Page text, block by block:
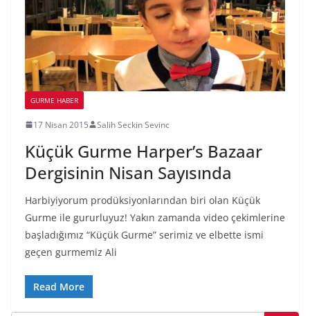
GURME HABER
17 Nisan 2015 Salih Seckin Sevinc
Küçük Gurme Harper’s Bazaar
Dergisinin Nisan Sayısında
Harbiyiyorum prodüksiyonlarından biri olan Küçük
Gurme ile gururluyuz! Yakın zamanda video çekimlerine
başladığımız “Küçük Gurme” serimiz ve elbette ismi
geçen gurmemiz Ali
Read More